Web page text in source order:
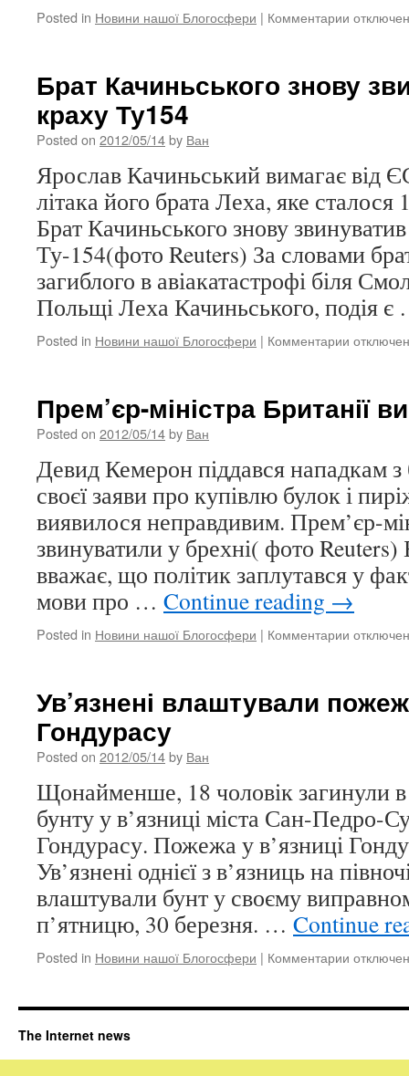
Posted in Новини нашої Блогосфери | Комментарии к
Аравії
наклепу
Брат Качиньського знову
краху Ту154
Posted on 2012/05/14by Ван
Ярослав Качиньський вимагає від
літака його брата Леха, яке сталося
Брат Качиньського знову
Ту-154(фото Reuters) За словами
загиблого в авіакатастрофі біля
Польщі Леха Качиньського, подія
Posted in Новини нашої Блогосфери | Комментарии к
знову
в
краху
Ту154
Прем’єр-міністра Британії
Posted on 2012/05/14by Ван
Девид Кемерон піддався нападкам з
своєї заяви про купівлю булок і
виявилося неправдивим. Прем’єр-
звинуватили у брехні( фото
вважає, що політик заплутався у
мови про … Continue reading →
Posted in Новини нашої Блогосфери | Комментарии к
Британії
Ув’язнені влаштували
Гондурасу
Posted on 2012/05/14by Ван
Щонайменше, 18 чоловік загинули в
бунту у в’язниці міста Сан-Педро-
Гондурасу. Пожежа у в’язниці
Ув’язнені однієї з в’язниць на
влаштували бунт у своєму
п’ятницю, 30 березня. … Continue
Posted in Новини нашої Блогосфери | Комментарии к
The Internet news